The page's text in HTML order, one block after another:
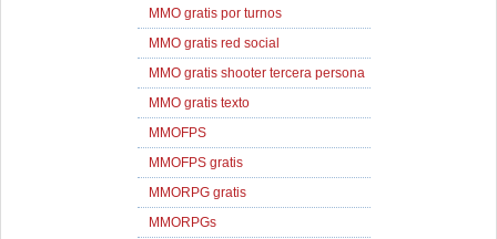
MMO gratis por turnos
MMO gratis red social
MMO gratis shooter tercera persona
MMO gratis texto
MMOFPS
MMOFPS gratis
MMORPG gratis
MMORPGs